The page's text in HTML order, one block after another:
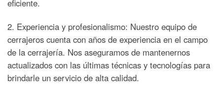
eficiente.
2. Experiencia y profesionalismo: Nuestro equipo de
cerrajeros cuenta con años de experiencia en el campo
de la cerrajería. Nos aseguramos de mantenernos
actualizados con las últimas técnicas y tecnologías para
brindarle un servicio de alta calidad.